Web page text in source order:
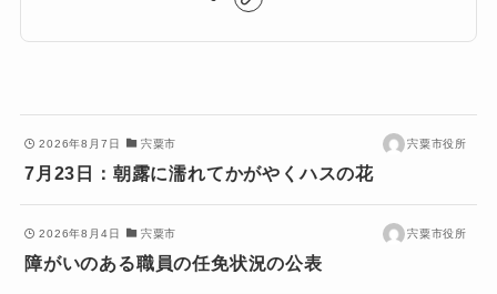
2026年8月7日 宍粟市 宍粟市役所
7月23日：朝露に濡れてかがやくハスの花
2026年8月4日 宍粟市 宍粟市役所
障がいのある職員の任免状況の公表